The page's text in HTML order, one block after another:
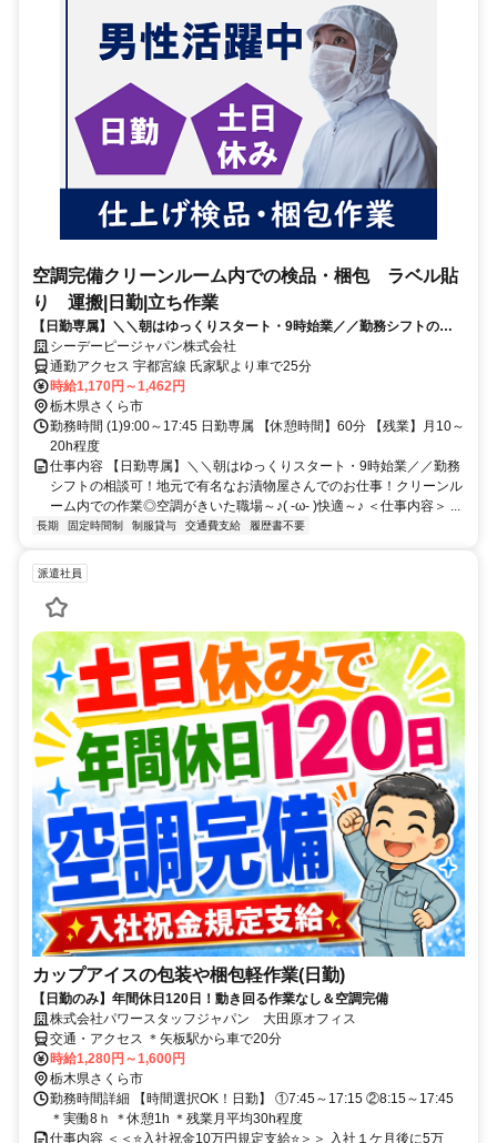
空調完備クリーンルーム内での検品・梱包 ラベル貼
り 運搬|日勤|立ち作業
【日勤専属】＼＼朝はゆっくりスタート・9時始業／／勤務シフトの相
談可！地元で有名なお漬物屋さんでのお仕事！クリーンルーム内での作
業◎空調がきいた職場～♪( -ω- )快適～♪
シーデーピージャパン株式会社
通勤アクセス 宇都宮線 氏家駅より車で25分
時給1,170円～1,462円
栃木県さくら市
勤務時間 (1)9:00～17:45 日勤専属 【休憩時間】60分 【残業】月10～
20h程度
仕事内容 【日勤専属】＼＼朝はゆっくりスタート・9時始業／／勤務
シフトの相談可！地元で有名なお漬物屋さんでのお仕事！クリーンル
ーム内での作業◎空調がきいた職場～♪( -ω- )快適～♪ ＜仕事内容＞ ...
長期 固定時間制 制服貸与 交通費支給 履歴書不要
派遣社員
カップアイスの包装や梱包軽作業(日勤)
【日勤のみ】年間休日120日！動き回る作業なし＆空調完備
株式会社パワースタッフジャパン 大田原オフィス
交通・アクセス ＊矢板駅から車で20分
時給1,280円～1,600円
栃木県さくら市
勤務時間詳細 【時間選択OK！日勤】 ①7:45～17:15 ②8:15～17:45
＊実働8ｈ ＊休憩1h ＊残業月平均30h程度
仕事内容 ＜＜⭐入社祝金10万円規定支給⭐＞＞ 入社１ケ月後に5万